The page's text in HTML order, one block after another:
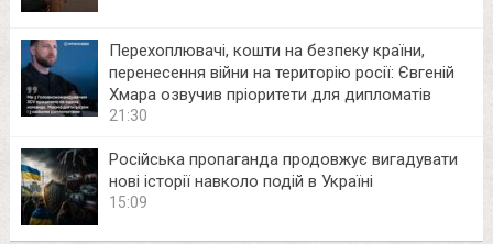
Перехоплювачі, кошти на безпеку країни,
перенесення війни на територію росії: Євгеній
Хмара озвучив пріоритети для дипломатів
21:30
Російська пропаганда продовжує вигадувати
нові історії навколо подій в Україні
15:09